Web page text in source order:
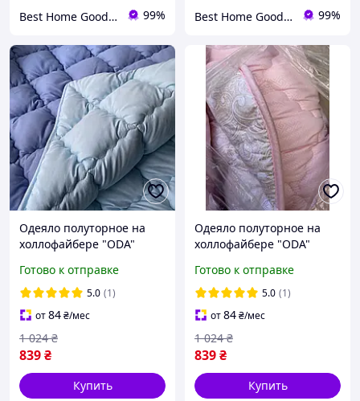
Best Home Goods - "Лучшие товары для дома, подарки, мелочи" 99% Best Home Goods - "Лучшие товары для дома, подарки, мелочи" 99%
Одеяло полуторное на
холлофайбере "ODA"
Готово к отправке
5.0 (1)
от84₴/мес
839₴
1 024 ₴
Купить
Одеяло полуторное на
холлофайбере "ODA"
Готово к отправке
5.0 (1)
от84₴/мес
839₴
1 024 ₴
Купить